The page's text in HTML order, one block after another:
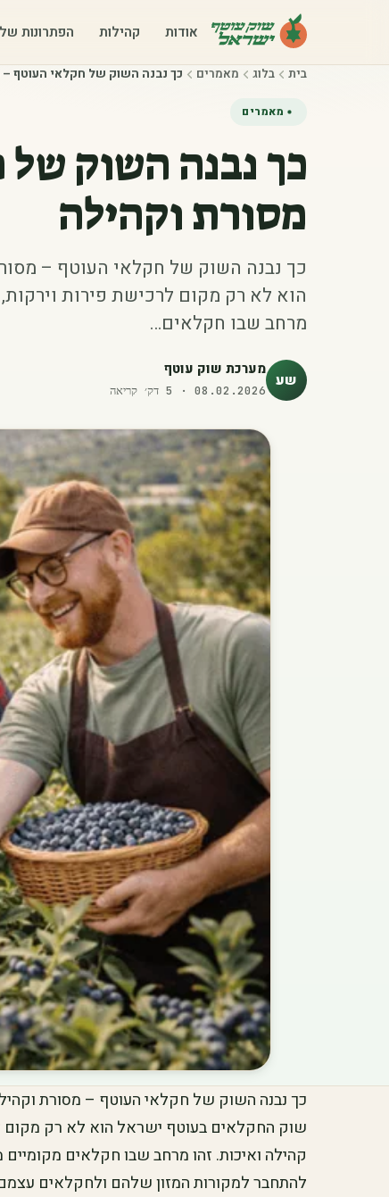
אודות קהילות הפתרונות
בית בלוג מאמרים כך נבנה השוק של חקלאי העוטף –
מאמרים
כך נבנה השוק
מסורת וקהילה
כך נבנה השוק של חקלאי העוטף –
הוא לא רק מקום לרכישת פירות
מרחב שבו חקלאים…
שע מערכת שוק עוטף
08.02.2026
·
5 דק׳ קריאה
כך נבנה השוק של חקלאי העוטף – מסורת
שוק החקלאים בעוטף ישראל הוא לא רק מקום
קהילה ואיכות. זהו מרחב שבו חקלאים מקומיים
להתחבר למקורות המזון שלהם ולחקלאים